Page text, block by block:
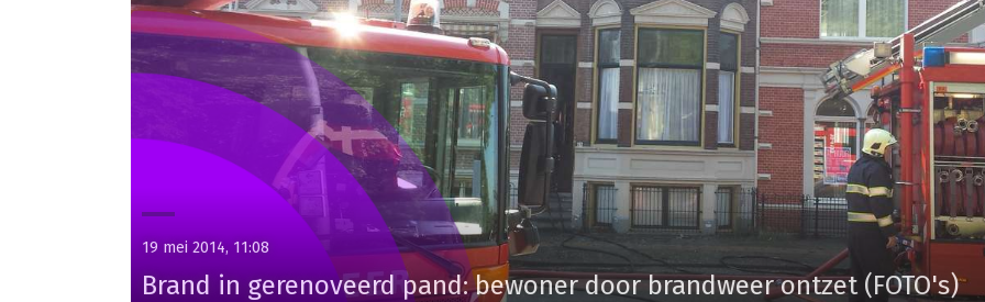
19 mei 2014, 11:08
Brand in gerenoveerd pand: bewoner door brandweer ontzet (FOTO's)